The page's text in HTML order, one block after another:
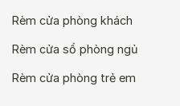
Rèm cửa phòng khách
Rèm cửa sổ phòng ngủ
Rèm cửa phòng trẻ em